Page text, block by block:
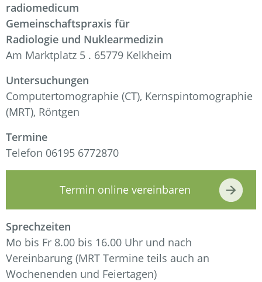
radiomedicum
Gemeinschaftspraxis für
Radiologie und Nuklearmedizin
Am Marktplatz 5 . 65779 Kelkheim
Untersuchungen
Computertomographie (CT), Kernspintomographie
(MRT), Röntgen
Termine
Telefon 06195 6772870
Termin online vereinbaren
Sprechzeiten
Mo bis Fr 8.00 bis 16.00 Uhr und nach
Vereinbarung (MRT Termine teils auch an
Wochenenden und Feiertagen)